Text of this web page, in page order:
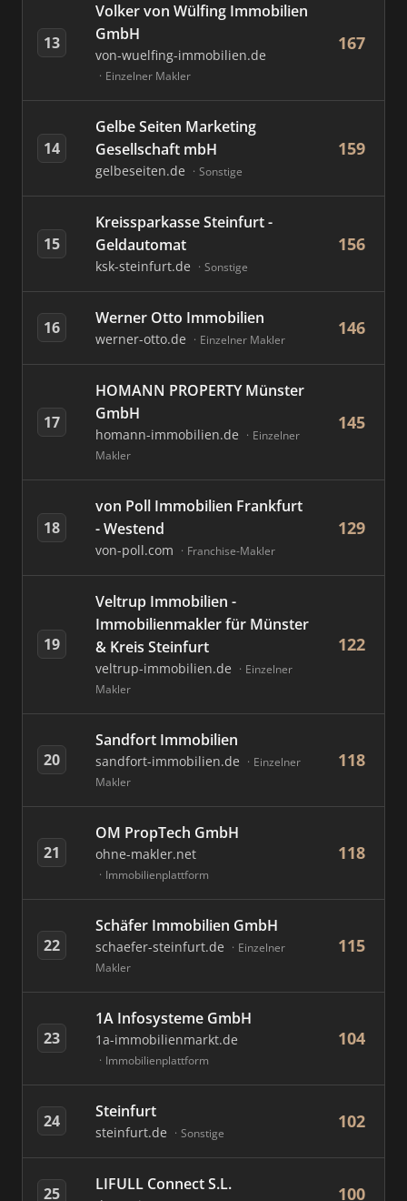
13
Volker von Wülfing Immobilien
GmbH
von-wuelfing-immobilien.de
Einzelner Makler
167
14
Gelbe Seiten Marketing
Gesellschaft mbH
gelbeseiten.de Sonstige
159
15
Kreissparkasse Steinfurt -
Geldautomat
ksk-steinfurt.de Sonstige
156
16 Werner Otto Immobilien
werner-otto.de Einzelner Makler
146
17
HOMANN PROPERTY Münster
GmbH
homann-immobilien.de
Einzelner
Makler
145
18
von Poll Immobilien Frankfurt
- Westend
von-poll.com Franchise-Makler
129
19
Veltrup Immobilien -
Immobilienmakler für Münster
& Kreis Steinfurt
veltrup-immobilien.de
Einzelner
Makler
122
20
Sandfort Immobilien
sandfort-immobilien.de
Einzelner
Makler
118
21
OM PropTech GmbH
ohne-makler.net
Immobilienplattform
118
22
Schäfer Immobilien GmbH
schaefer-steinfurt.de
Einzelner
Makler
115
23
1A Infosysteme GmbH
1a-immobilienmarkt.de
Immobilienplattform
104
24 Steinfurt
steinfurt.de Sonstige
102
25 LIFULL Connect S.L. 100